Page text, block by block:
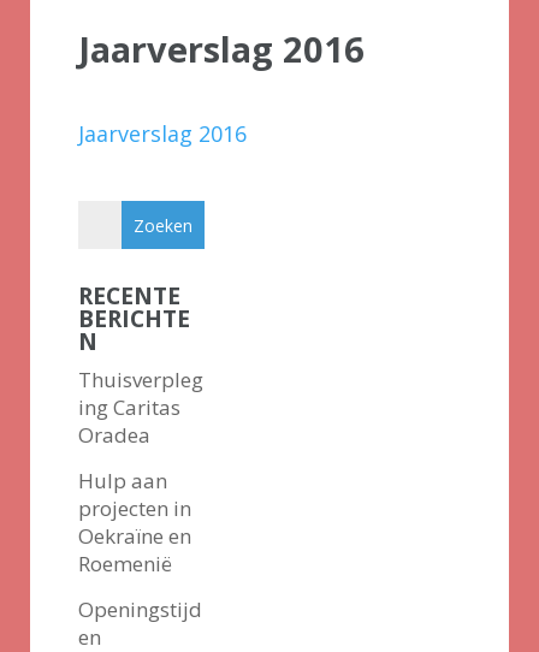
Jaarverslag 2016
Jaarverslag 2016
RECENTE
BERICHTE
N
Thuisverpleg
ing Caritas
Oradea
Hulp aan
projecten in
Oekraïne en
Roemenië
Openingstijd
en